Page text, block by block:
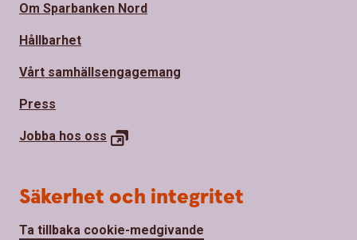
Om Sparbanken Nord
Hållbarhet
Vårt samhällsengagemang
Press
Jobba hos oss
Säkerhet och integritet
Ta tillbaka cookie-medgivande